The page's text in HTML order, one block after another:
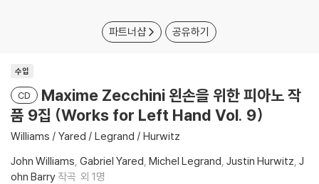
파트너샵 공유하기
수입
CD
Maxime Zecchini 왼손을 위한 피아노 작
품 9집 (Works for Left Hand Vol. 9)
Williams / Yared / Legrand / Hurwitz
John Williams Gabriel Yared Michel Legrand Justin Hurwitz J
ohn Barry 작곡 외 1명